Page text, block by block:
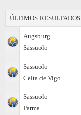
ÚLTIMOS RESULTADOS
Augsburg
Sassuolo
Sassuolo
Celta de Vigo
Sassuolo
Parma